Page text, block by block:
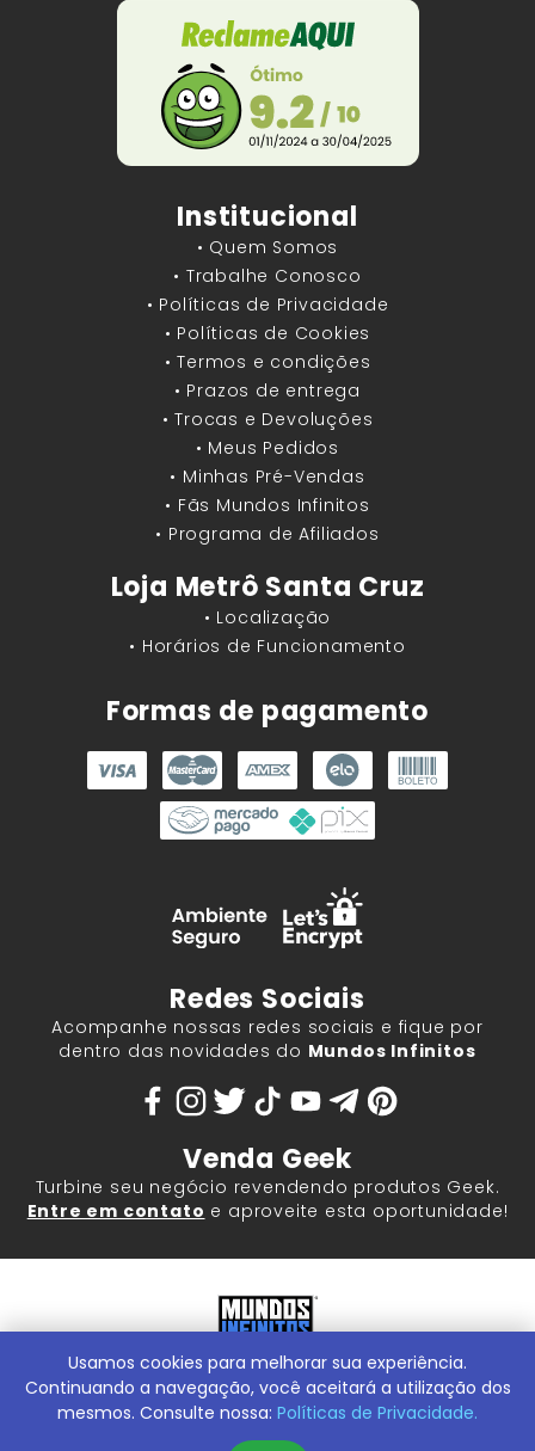
Institucional
• Quem Somos
• Trabalhe Conosco
• Políticas de Privacidade
• Políticas de Cookies
• Termos e condições
• Prazos de entrega
• Trocas e Devoluções
• Meus Pedidos
• Minhas Pré-Vendas
• Fãs Mundos Infinitos
• Programa de Afiliados
Loja Metrô Santa Cruz
• Localização
• Horários de Funcionamento
Formas de pagamento
Redes Sociais
Acompanhe nossas redes sociais e fique por
dentro das novidades do Mundos Infinitos
Venda Geek
Turbine seu negócio revendendo produtos Geek.
Entre em contato e aproveite esta oportunidade!
Mundos Infinitos - Publicações e Geek Store |ContentStuff
Publicações e Assinaturas Ltda. CNPJ - 05.859.917/0001-60.
Conheça nossa Loja Física:Rua Machado Bitencourt, 291 -
Usamos cookies para melhorar sua experiência.
Continuando a navegação, você aceitará a utilização dos
mesmos. Consulte nossa: Políticas de Privacidade.